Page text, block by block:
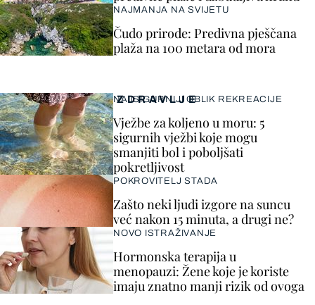
ZDRAVLJE
NAJSIGURNIJI OBLIK REKREACIJE
Vježbe za koljeno u moru: 5
sigurnih vježbi koje mogu
smanjiti bol i poboljšati
pokretljivost
POKROVITELJ STADA
Zašto neki ljudi izgore na suncu
već nakon 15 minuta, a drugi ne?
NOVO ISTRAŽIVANJE
Hormonska terapija u
menopauzi: Žene koje je koriste
imaju znatno manji rizik od ovoga
NAJMANJA NA SVIJETU
Čudo prirode: Predivna pješčana
plaža na 100 metara od mora